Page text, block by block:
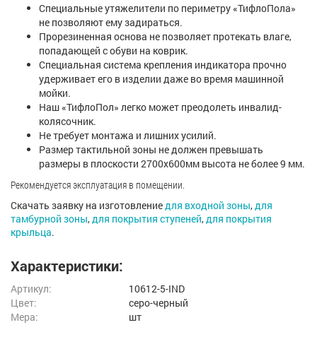
Специальные утяжелители по периметру «ТифлоПола»
не позволяют ему задираться.
Прорезиненная основа не позволяет протекать влаге,
попадающей с обуви на коврик.
Специальная система крепления индикатора прочно
удерживает его в изделии даже во время машинной
мойки.
Наш «ТифлоПол» легко может преодолеть инвалид-
колясочник.
Не требует монтажа и лишних усилий.
Размер тактильной зоны не должен превышать
размеры в плоскости 2700х600мм высота не более 9 мм.
Рекомендуется эксплуатация в помещении.
Скачать заявку на изготовлениедля входной зоны,для
тамбурной зоны,для покрытия ступеней,для покрытия
крыльца.
Характеристики:
Артикул:
10612-5-IND
Цвет:
серо-черный
Мера:
шт